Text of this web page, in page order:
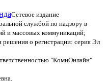
Сетевое издание
службой по надзору в
и массовых коммуникаций;
о регистрации: серия Эл
"КомиОнлайн"